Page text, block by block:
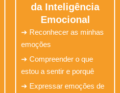
da Inteligência
Emocional
➔ Reconhecer as minhas
emoções
➔ Compreender o que
estou a sentir e porquê
➔ Expressar emoções de